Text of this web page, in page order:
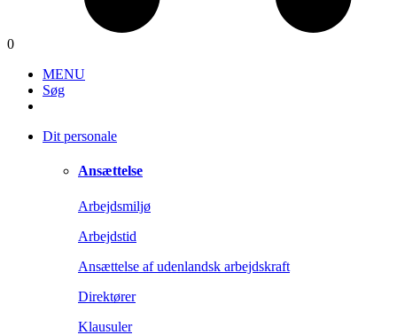
0
MENU
Søg
Dit personale
Ansættelse
Arbejdsmiljø
Arbejdstid
Ansættelse af udenlandsk arbejdskraft
Direktører
Klausuler